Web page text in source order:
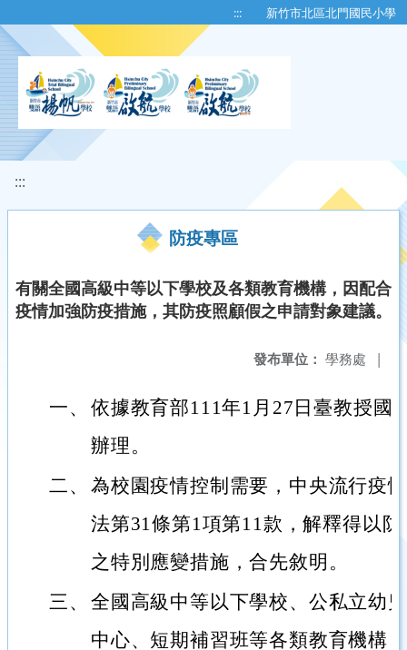
::: 新竹市北區北門國民小學
:::
防疫專區
有關全國高級中等以下學校及各類教育機構，因配合
疫情加強防疫措施，其防疫照顧假之申請對象建議。
發布單位： 學務處 |
一、 依據教育部111年1月27日臺教授國
辦理。
二、 為校園疫情控制需要，中央流行疫
法第31條第1項第11款，解釋得以
之特別應變措施，合先敘明。
三、 全國高級中等以下學校、公私立幼
中心、短期補習班等各類教育機構